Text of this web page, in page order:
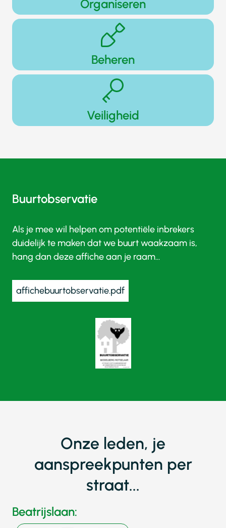
Organiseren
Beheren
Veiligheid
Buurtobservatie
Als je mee wil helpen om potentiële inbrekers
duidelijk te maken dat we buurt waakzaam is,
hang dan deze affiche aan je raam...
affichebuurtobservatie.pdf
Onze leden, je
aanspreekpunten per
straat...
Beatrijslaan: